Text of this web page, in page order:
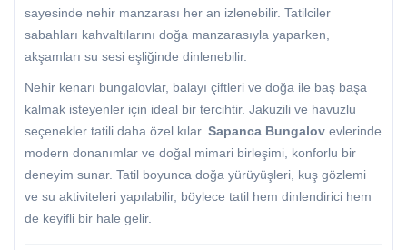
sayesinde nehir manzarası her an izlenebilir. Tatilciler
sabahları kahvaltılarını doğa manzarasıyla yaparken,
akşamları su sesi eşliğinde dinlenebilir.
Nehir kenarı bungalovlar, balayı çiftleri ve doğa ile baş başa
kalmak isteyenler için ideal bir tercihtir. Jakuzili ve havuzlu
seçenekler tatili daha özel kılar. Sapanca Bungalov evlerinde
modern donanımlar ve doğal mimari birleşimi, konforlu bir
deneyim sunar. Tatil boyunca doğa yürüyüşleri, kuş gözlemi
ve su aktiviteleri yapılabilir, böylece tatil hem dinlendirici hem
de keyifli bir hale gelir.